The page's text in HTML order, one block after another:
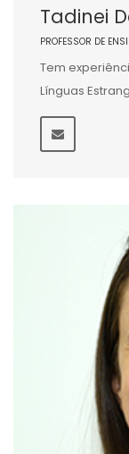
Tadinei
PROFESSOR DE
Tem
Línguas